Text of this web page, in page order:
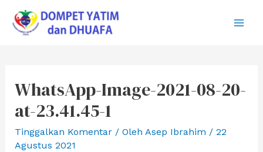
konten
WhatsApp-Image-2021-08-20-
at-23.41.45-1
Tinggalkan Komentar / Oleh Asep Ibrahim / 22
Agustus 2021